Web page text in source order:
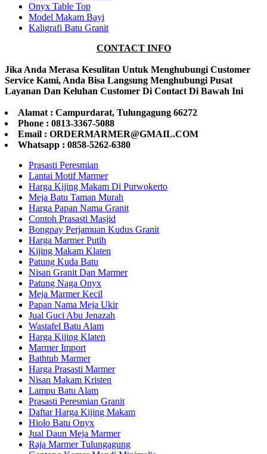
Onyx Table Top
Model Makam Bayi
Kaligrafi Batu Granit
CONTACT INFO
Jika Anda Merasa Kesulitan Untuk Menghubungi Customer
Service Kami, Anda Bisa Langsung Menghubungi Pusat
Layanan Dan Keluhan Customer Di Contact Di Bawah Ini
Alamat : Campurdarat, Tulungagung 66272
Phone : 0813-3367-5088
Email : ORDERMARMER@GMAIL.COM
Whatsapp : 0858-5262-6380
Prasasti Peresmian
Lantai Motif Marmer
Harga Kijing Makam Di Purwokerto
Meja Batu Taman Murah
Harga Papan Nama Granit
Contoh Prasasti Masjid
Bongpay Perjamuan Kudus Granit
Harga Marmer Putih
Kijing Makam Klaten
Patung Kuda Batu
Nisan Granit Dan Marmer
Patung Naga Onyx
Meja Marmer Kecil
Papan Nama Meja Ukir
Jual Guci Abu Jenazah
Wastafel Batu Alam
Harga Kijing Klaten
Marmer Import
Bathtub Marmer
Harga Prasasti Marmer
Nisan Makam Kristen
Lampu Batu Alam
Prasasti Peresmian Granit
Daftar Harga Kijing Makam
Hiolo Batu Onyx
Jual Daun Meja Marmer
Raja Marmer Tulungagung